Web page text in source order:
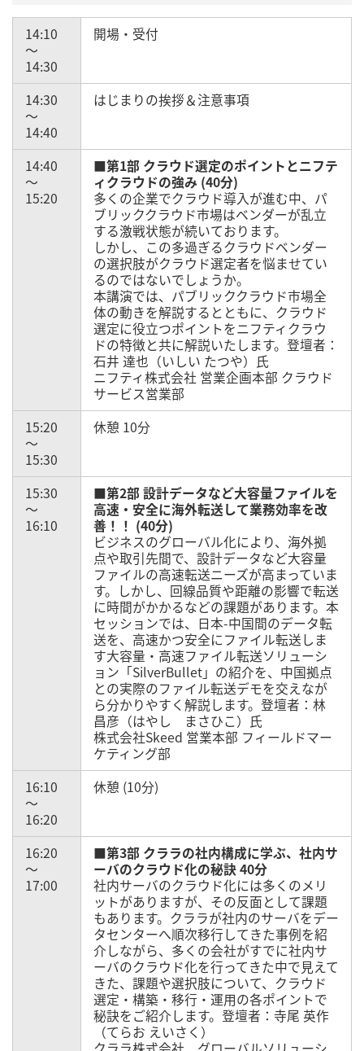
14:10
～
14:30
開場・受付
14:30
～
14:40
はじまりの挨拶＆注意事項
14:40
～
15:20
■第1部 クラウド選定のポイントとニフテ
ィクラウドの強み (40分)
多くの企業でクラウド導入が進む中、パ
ブリッククラウド市場はベンダーが乱立
する激戦状態が続いております。
しかし、この多過ぎるクラウドベンダー
の選択肢がクラウド選定者を悩ませてい
るのではないでしょうか。
本講演では、パブリッククラウド市場全
体の動きを解説するとともに、クラウド
選定に役立つポイントをニフティクラウ
ドの特徴と共に解説いたします。登壇者：
石井 達也（いしい たつや）氏
ニフティ株式会社 営業企画本部 クラウド
サービス営業部
15:20
～
15:30
休憩 10分
15:30
～
16:10
■第2部 設計データなど大容量ファイルを
高速・安全に海外転送して業務効率を改
善！！ (40分)
ビジネスのグローバル化により、海外拠
点や取引先間で、設計データなど大容量
ファイルの高速転送ニーズが高まっていま
す。しかし、回線品質や距離の影響で転送
に時間がかかるなどの課題があります。本
セッションでは、日本-中国間のデータ転
送を、高速かつ安全にファイル転送しま
す大容量・高速ファイル転送ソリューシ
ョン「SilverBullet」の紹介を、中国拠点
との実際のファイル転送デモを交えなが
ら分かりやすく解説します。登壇者：林
昌彦（はやし まさひこ）氏
株式会社Skeed 営業本部 フィールドマー
ケティング部
16:10
～
16:20
休憩 (10分)
16:20
～
17:00
■第3部 クララの社内構成に学ぶ、社内サ
ーバのクラウド化の秘訣 40分
社内サーバのクラウド化には多くのメリ
ットがありますが、その反面として課題
もあります。クララが社内のサーバをデー
タセンターへ順次移行してきた事例を紹
介しながら、多くの会社がすでに社内サ
ーバのクラウド化を行ってきた中で見えて
きた、課題や選択肢について、クラウド
選定・構築・移行・運用の各ポイントで
秘訣をご紹介します。登壇者：寺尾 英作
（てらお えいさく）